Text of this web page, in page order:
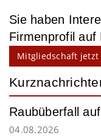
Sie haben
Firmenprofil auf
Mitgliedschaft jetzt
Raubüberfall
04.08.2026